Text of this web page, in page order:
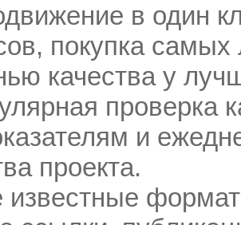
в один
покупка
качества у
проверка
и
проекта.